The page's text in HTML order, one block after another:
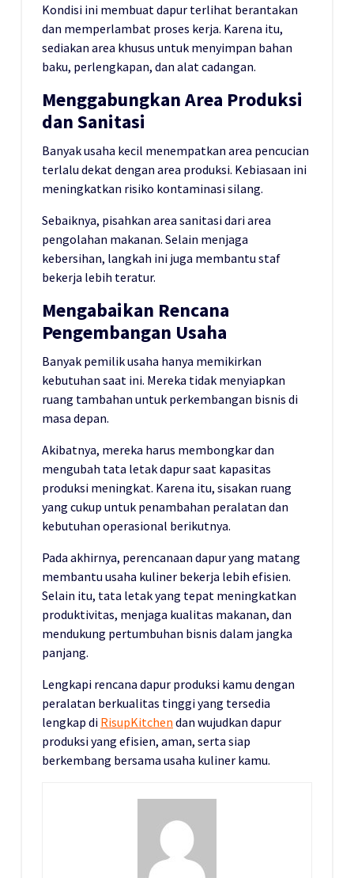
Kondisi ini membuat dapur terlihat berantakan
dan memperlambat proses kerja. Karena itu,
sediakan area khusus untuk menyimpan bahan
baku, perlengkapan, dan alat cadangan.
Menggabungkan Area Produksi
dan Sanitasi
Banyak usaha kecil menempatkan area pencucian
terlalu dekat dengan area produksi. Kebiasaan ini
meningkatkan risiko kontaminasi silang.
Sebaiknya, pisahkan area sanitasi dari area
pengolahan makanan. Selain menjaga
kebersihan, langkah ini juga membantu staf
bekerja lebih teratur.
Mengabaikan Rencana
Pengembangan Usaha
Banyak pemilik usaha hanya memikirkan
kebutuhan saat ini. Mereka tidak menyiapkan
ruang tambahan untuk perkembangan bisnis di
masa depan.
Akibatnya, mereka harus membongkar dan
mengubah tata letak dapur saat kapasitas
produksi meningkat. Karena itu, sisakan ruang
yang cukup untuk penambahan peralatan dan
kebutuhan operasional berikutnya.
Pada akhirnya, perencanaan dapur yang matang
membantu usaha kuliner bekerja lebih efisien.
Selain itu, tata letak yang tepat meningkatkan
produktivitas, menjaga kualitas makanan, dan
mendukung pertumbuhan bisnis dalam jangka
panjang.
Lengkapi rencana dapur produksi kamu dengan
peralatan berkualitas tinggi yang tersedia
lengkap di RisupKitchen dan wujudkan dapur
produksi yang efisien, aman, serta siap
berkembang bersama usaha kuliner kamu.